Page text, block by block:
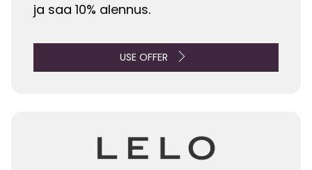
ja saa 10% alennus.
USE OFFER